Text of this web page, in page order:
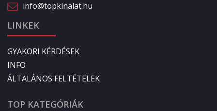
info@topkinalat.hu
LINKEK
GYAKORI KÉRDÉSEK
INFO
ÁLTALÁNOS FELTÉTELEK
TOP KATEGÓRIÁK